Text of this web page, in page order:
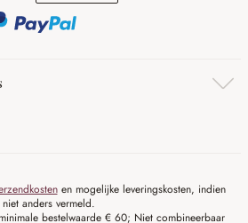
en mogelijke leveringskosten, indien
niet anders vermeld.
bestelwaarde € 60; Niet combineerbaar